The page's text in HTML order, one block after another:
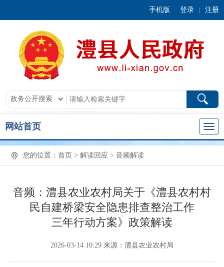
手机版 登录 注册
网站首页
您的位置： 首页 > 解读回应 > 音频解读
音频：澧县农业农村局关于《澧县农村村
民自建桥梁安全隐患排查整治工作
三年行动方案》政策解读
2026-03-14 10:29 来源：澧县农业农村局